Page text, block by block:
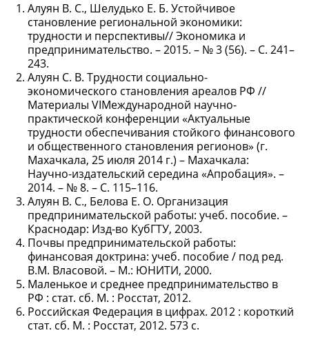
Алуян В. С., Шелудько Е. Б. Устойчивое
становление региональной экономики:
трудности и перспективы// Экономика и
предпринимательство. – 2015. – № 3 (56). – С. 241–
243.
Алуян С. В. Трудности социально-
экономического становления ареалов РФ //
Материалы VIМеждународной научно-
практической конференции «Актуальные
трудности обеспечивания стойкого финансового
и общественного становления регионов» (г.
Махачкала, 25 июля 2014 г.) – Махачкала:
Научно-издательский середина «Апробация». –
2014. – № 8. – С. 115–116.
Алуян В. С., Белова Е. О. Организация
предпринимательской работы: учеб. пособие. –
Краснодар: Изд-во КубГТУ, 2003.
Почвы предпринимательской работы:
финансовая доктрина: учеб. пособие / под ред.
В.М. Власовой. – М.: ЮНИТИ, 2000.
Маленькое и среднее предпринимательство в
РФ : стат. сб. М. : Росстат, 2012.
Российская Федерация в цифрах. 2012 : короткий
стат. сб. M. : Росстат, 2012. 573 с.